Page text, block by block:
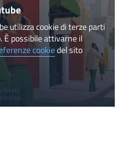
utilizza cookie di terze parti
È possibile attivarne il
cookiedel sito